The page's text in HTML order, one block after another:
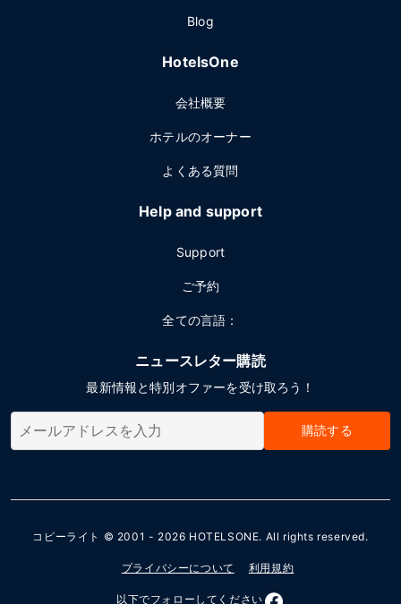
Blog
HotelsOne
会社概要
ホテルのオーナー
よくある質問
Help and support
Support
ご予約
全ての言語：
ニュースレター購読
最新情報と特別オファーを受け取ろう！
購読する
コピーライト © 2001 - 2026 HOTELSONE. All rights reserved.
プライバシーについて 利用規約
以下でフォローしてください